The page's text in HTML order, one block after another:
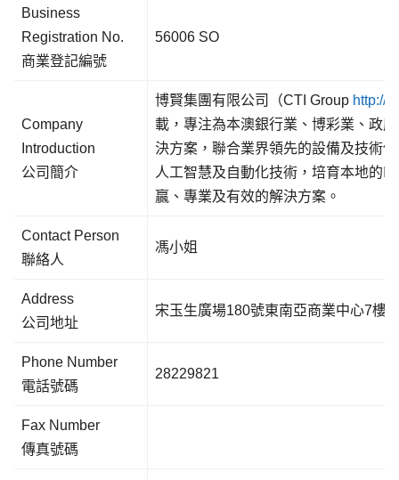
Business
Registration No.
商業登記編號
56006 SO
Company
Introduction
公司簡介
博賢集團有限公司（CTI Group http://
載，專注為本澳銀行業、博彩業、政
決方案，聯合業界領先的設備及技術
人工智慧及自動化技術，培育本地的
贏、專業及有效的解決方案。
Contact Person
聯絡人
馮小姐
Address
公司地址
宋玉生廣場180號東南亞商業中心7樓U
Phone Number
電話號碼
28229821
Fax Number
傳真號碼